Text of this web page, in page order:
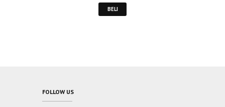
BELI
FOLLOW US